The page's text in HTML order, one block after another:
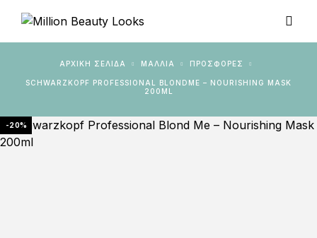
ΑΡΧΙΚΉ ΣΕΛΊΔΑ ΜΑΛΛΙΑ ΠΡΟΣΦΟΡΈΣ
SCHWARZKOPF PROFESSIONAL BLONDME – NOURISHING MASK
200ML
-20%